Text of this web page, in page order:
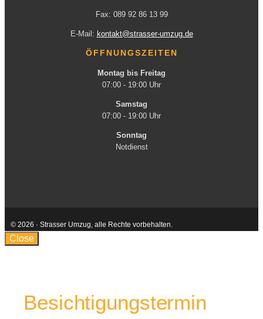
Fax: 089 92 86 13 99
E-Mail: kontakt@strasser-umzug.de
ÖFFNUNGSZEITEN
Montag bis Freitag
07:00 - 19:00 Uhr
Samstag
07:00 - 19:00 Uhr
Sonntag
Notdienst
© 2026 · Strasser Umzug, alle Rechte vorbehalten.
Close
Besichtigungstermin